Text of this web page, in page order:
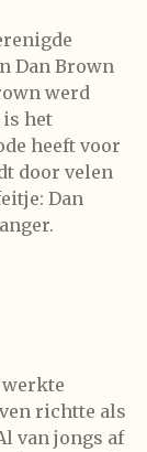
Dan Brown
werd
het
heeft voor
door velen
Dan
werkte
richtte als
van jongs af